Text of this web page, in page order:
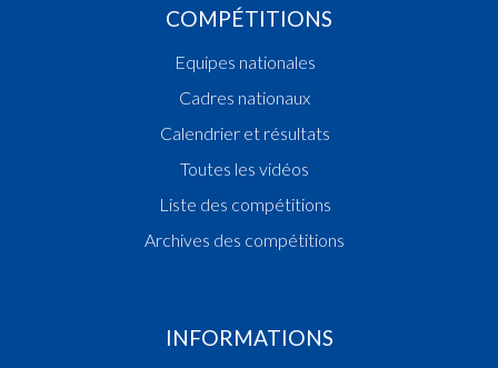
COMPÉTITIONS
Equipes nationales
Cadres nationaux
Calendrier et résultats
Toutes les vidéos
Liste des compétitions
Archives des compétitions
INFORMATIONS